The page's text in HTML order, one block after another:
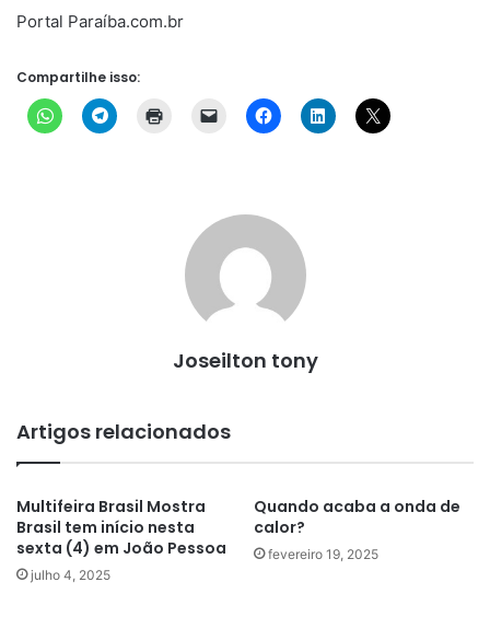
Portal Paraíba.com.br
Compartilhe isso:
Joseilton tony
Artigos relacionados
Multifeira Brasil Mostra
Brasil tem início nesta
sexta (4) em João Pessoa
julho 4, 2025
Quando acaba a onda de
calor?
fevereiro 19, 2025